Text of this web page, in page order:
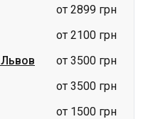
от 2899 грн
от 2100 грн
Львов
от 3500 грн
от 3500 грн
от 1500 грн